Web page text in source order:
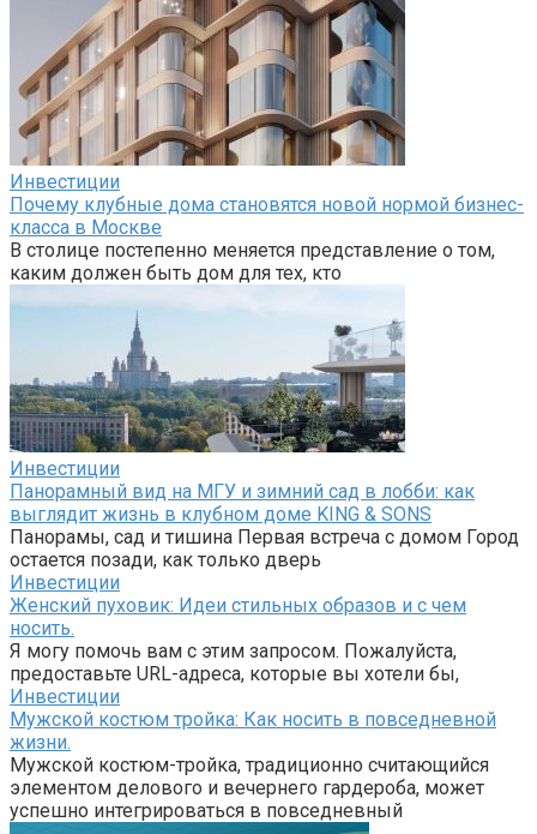
Инвестиции
Почему клубные дома становятся новой нормой бизнес-
класса в Москве
В столице постепенно меняется представление о том,
каким должен быть дом для тех, кто
Инвестиции
Панорамный вид на МГУ и зимний сад в лобби: как
выглядит жизнь в клубном доме KING & SONS
Панорамы, сад и тишина Первая встреча с домом Город
остается позади, как только дверь
Инвестиции
Женский пуховик: Идеи стильных образов и с чем
носить.
Я могу помочь вам с этим запросом. Пожалуйста,
предоставьте URL-адреса, которые вы хотели бы,
Инвестиции
Мужской костюм тройка: Как носить в повседневной
жизни.
Мужской костюм-тройка, традиционно считающийся
элементом делового и вечернего гардероба, может
успешно интегрироваться в повседневный